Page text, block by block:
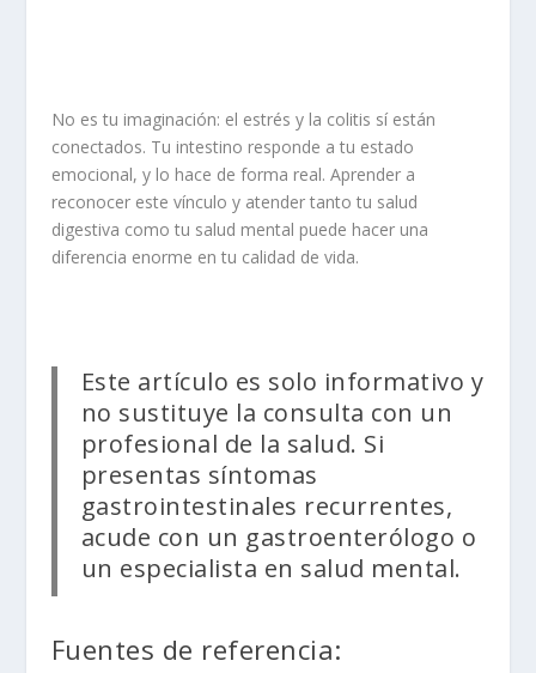
No es tu imaginación: el estrés y la colitis sí están
conectados. Tu intestino responde a tu estado
emocional, y lo hace de forma real. Aprender a
reconocer este vínculo y atender tanto tu salud
digestiva como tu salud mental puede hacer una
diferencia enorme en tu calidad de vida.
Este artículo es solo informativo y
no sustituye la consulta con un
profesional de la salud. Si
presentas síntomas
gastrointestinales recurrentes,
acude con un gastroenterólogo o
un especialista en salud mental.
Fuentes de referencia: